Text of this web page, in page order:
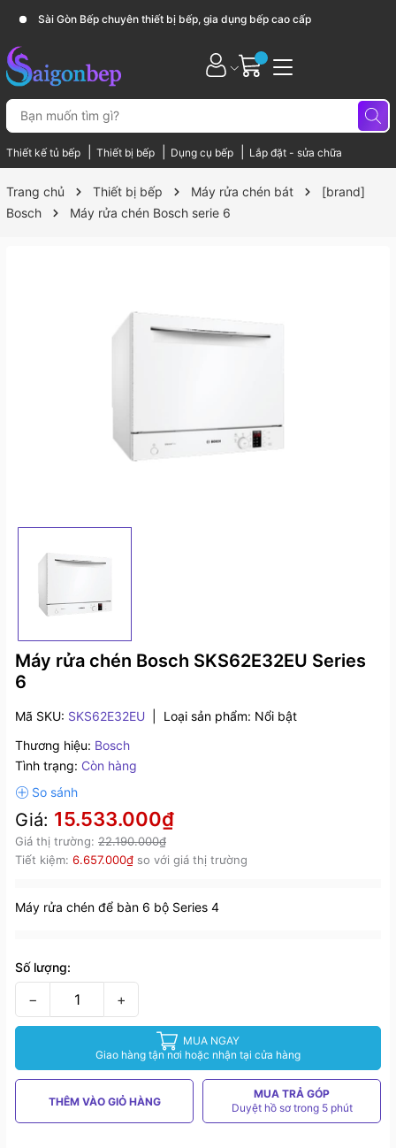
Sài Gòn Bếp chuyên thiết bị bếp, gia dụng bếp cao cấp
Thiết kế tủ bếp Thiết bị bếp Dụng cụ bếp Lắp đặt - sửa chữa
Trang chủ Thiết bị bếp Máy rửa chén bát
[brand]
Bosch
Máy rửa chén Bosch serie 6
Máy rửa chén Bosch SKS62E32EU Series
6
Mã SKU: SKS62E32EU Loại sản phẩm: Nổi bật
Thương hiệu: Bosch
Tình trạng: Còn hàng
Giá: 15.533.000₫
Giá thị trường: 22.190.000₫
Tiết kiệm: 6.657.000₫ so với giá thị trường
Máy rửa chén để bàn 6 bộ Series 4
Số lượng:
− +
MUA NGAY
Giao hàng tận nơi hoặc nhận tại cửa hàng
THÊM VÀO GIỎ HÀNG
MUA TRẢ GÓP
Duyệt hồ sơ trong 5 phút